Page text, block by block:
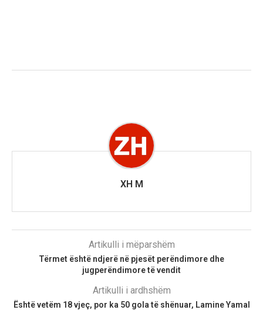
XH M
Artikulli i mëparshëm
Tërmet është ndjerë në pjesët perëndimore dhe
jugperëndimore të vendit
Artikulli i ardhshëm
Është vetëm 18 vjeç, por ka 50 gola të shënuar, Lamine Yamal